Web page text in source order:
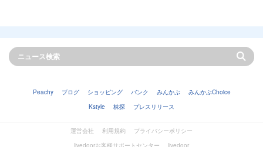
Peachy ブログ ショッピング バンク みんかぶ
みんかぶChoice
Kstyle
株探 プレスリリース
運営会社 利用規約
プライバシーポリシー
livedoorお客様サポートセンター
livedoor